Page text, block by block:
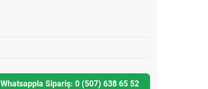
Whatsappla Sipariş: 0 (507) 638 65 52